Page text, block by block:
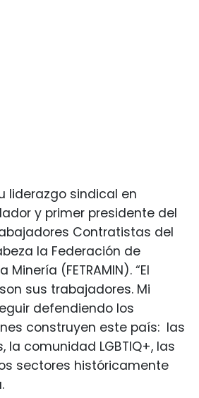
liderazgo sindical en
y primer presidente del
Contratistas del
la Federación de
(FETRAMIN). “El
sus trabajadores. Mi
defendiendo los
construyen este país: las
la comunidad LGBTIQ+, las
sectores históricamente